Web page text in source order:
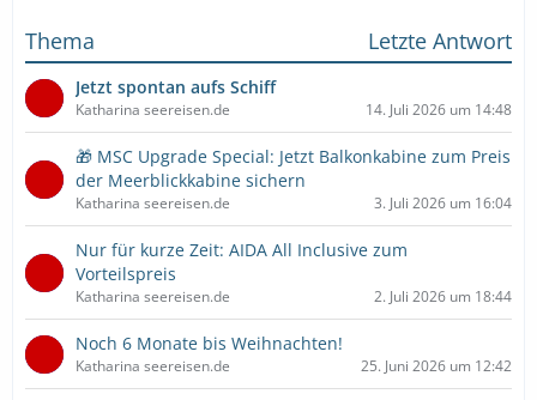
Thema
Letzte Antwort
Jetzt spontan aufs Schiff
Katharina seereisen.de 14. Juli 2026 um 14:48
🎁 MSC Upgrade Special: Jetzt Balkonkabine zum Preis
der Meerblickkabine sichern
Katharina seereisen.de 3. Juli 2026 um 16:04
Nur für kurze Zeit: AIDA All Inclusive zum
Vorteilspreis
Katharina seereisen.de 2. Juli 2026 um 18:44
Noch 6 Monate bis Weihnachten!
Katharina seereisen.de 25. Juni 2026 um 12:42